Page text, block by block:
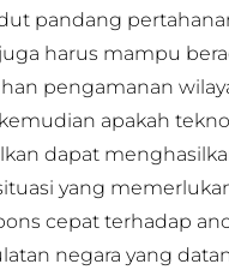
pandang
harus mampu
pengamanan
apakah
dapat
yang
cepat terhadap
negara yang